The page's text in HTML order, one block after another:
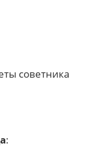
советника
: